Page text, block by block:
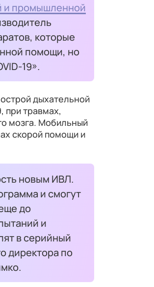
и промышленной
которые
помощи, но
19».
дыхательной
при травмах,
мозга. Мобильный
скорой помощи и
новым ИВЛ.
и смогут
до
и
в серийный
директора по